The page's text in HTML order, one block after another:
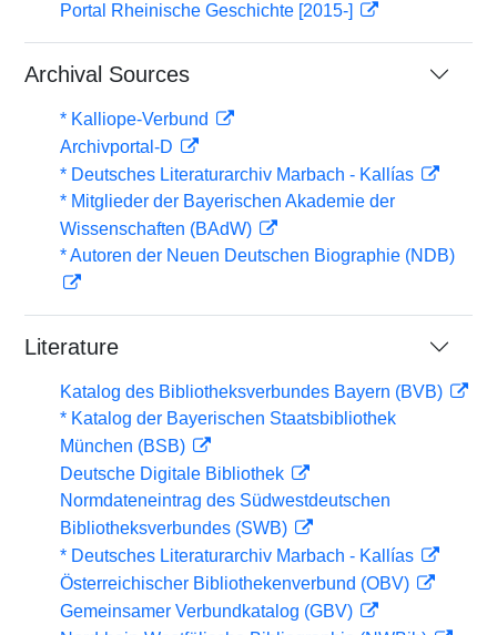
Portal Rheinische Geschichte [2015-]
Archival Sources
* Kalliope-Verbund
Archivportal-D
* Deutsches Literaturarchiv Marbach - Kallías
* Mitglieder der Bayerischen Akademie der
Wissenschaften (BAdW)
* Autoren der Neuen Deutschen Biographie (NDB)
Literature
Katalog des Bibliotheksverbundes Bayern (BVB)
* Katalog der Bayerischen Staatsbibliothek
München (BSB)
Deutsche Digitale Bibliothek
Normdateneintrag des Südwestdeutschen
Bibliotheksverbundes (SWB)
* Deutsches Literaturarchiv Marbach - Kallías
Österreichischer Bibliothekenverbund (OBV)
Gemeinsamer Verbundkatalog (GBV)